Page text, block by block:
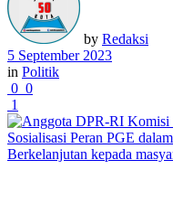
by Redaksi
5 September 2023
in Politik
0 0
1